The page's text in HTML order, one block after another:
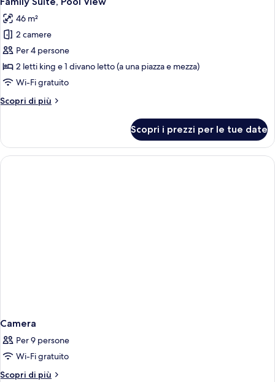
tutte
le
foto
per
Family
Suite,
View
46 m²
2 camere
Per 4 persone
2 letti king e 1 divano letto (a una piazza e mezza)
Wi-Fi gratuito
Scopri di più
Altri
Suite,
Pool
View
Scopri i prezzi per le tue date
Camera
Per 9 persone
Wi-Fi gratuito
Scopri di più
Altri